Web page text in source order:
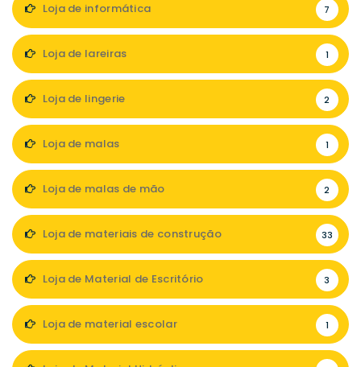
Loja de informática 7
Loja de lareiras 1
Loja de lingerie 2
Loja de malas 1
Loja de malas de mão 2
Loja de materiais de construção 33
Loja de Material de Escritório 3
Loja de material escolar 1